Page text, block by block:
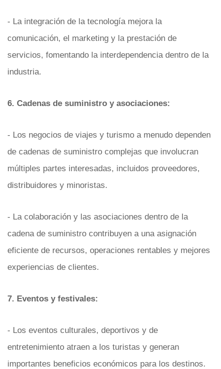
- La integración de la tecnología mejora la
comunicación, el marketing y la prestación de
servicios, fomentando la interdependencia dentro de la
industria.
6. Cadenas de suministro y asociaciones:
- Los negocios de viajes y turismo a menudo dependen
de cadenas de suministro complejas que involucran
múltiples partes interesadas, incluidos proveedores,
distribuidores y minoristas.
- La colaboración y las asociaciones dentro de la
cadena de suministro contribuyen a una asignación
eficiente de recursos, operaciones rentables y mejores
experiencias de clientes.
7. Eventos y festivales:
- Los eventos culturales, deportivos y de
entretenimiento atraen a los turistas y generan
importantes beneficios económicos para los destinos.